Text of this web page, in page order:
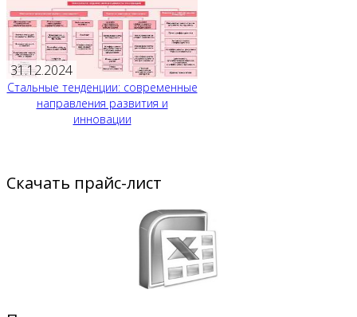
31.12.2024
Стальные тенденции: современные
направления развития и
инновации
Скачать прайс-лист